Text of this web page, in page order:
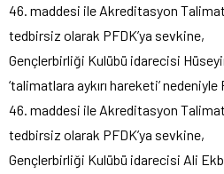
46. maddesi ile Akreditasyon
tedbirsiz olarak PFDK’ya sevkine,
Gençlerbirliği Kulübü idarecisi
‘talimatlara aykırı hareketi’
46. maddesi ile Akreditasyon
tedbirsiz olarak PFDK’ya sevkine,
Gençlerbirliği Kulübü idarecisi Ali